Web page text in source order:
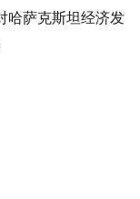
哈萨克斯坦经济发